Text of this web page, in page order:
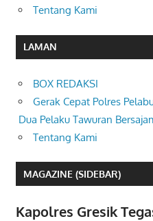
Tentang Kami
LAMAN
BOX REDAKSI
Gerak Cepat Polres
Dua Pelaku Tawuran
Tentang Kami
MAGAZINE (SIDEBAR)
Kapolres Gresik